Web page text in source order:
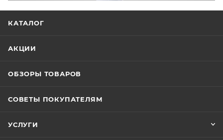
КАТАЛОГ
АКЦИИ
ОБЗОРЫ ТОВАРОВ
СОВЕТЫ ПОКУПАТЕЛЯМ
УСЛУГИ